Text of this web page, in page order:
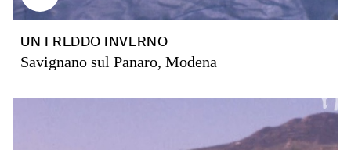
UN FREDDO INVERNO
Savignano sul Panaro, Modena